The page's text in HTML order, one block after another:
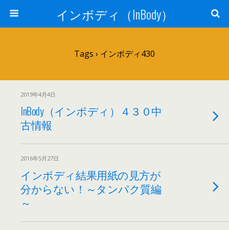
インボディ（InBody）
Tags › インボディ430
2019年4月4日
InBody（インボディ）４３０中
古情報
2016年5月27日
インボディ結果用紙の見方が
分からない！～タンパク質編
～